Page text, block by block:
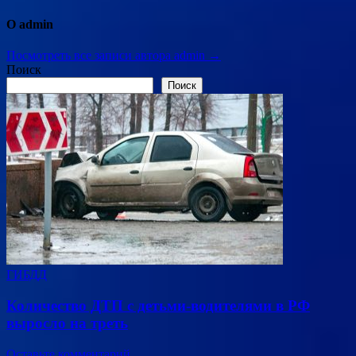
О admin
Посмотреть все записи автора admin →
Поиск
Поиск
ГИБДД
Количество ДТП с детьми-водителями в РФ
выросло на треть